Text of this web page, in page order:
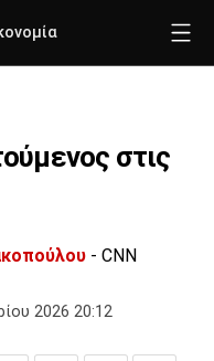
στις
- CNN
2026 20:12